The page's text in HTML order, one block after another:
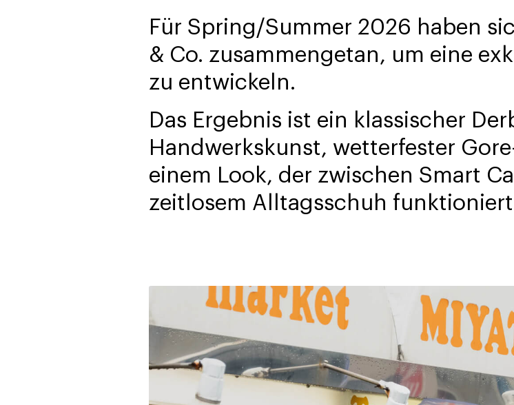
Für Spring/Summer 2026 haben
& Co. zusammengetan, um eine
zu entwickeln.
Das Ergebnis ist ein klassischer
Handwerkskunst, wetterfester
einem Look, der zwischen Smart
zeitlosem Alltagsschuh